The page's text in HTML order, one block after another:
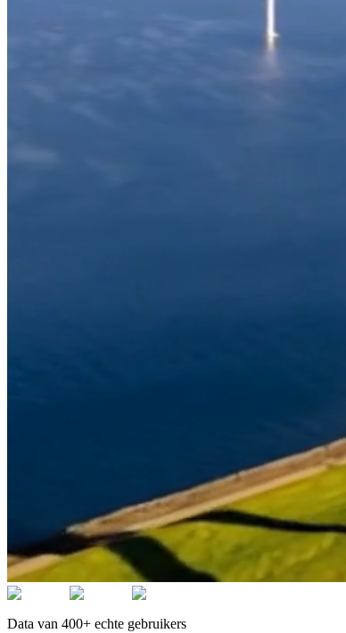
Data van 400+ echte gebruikers